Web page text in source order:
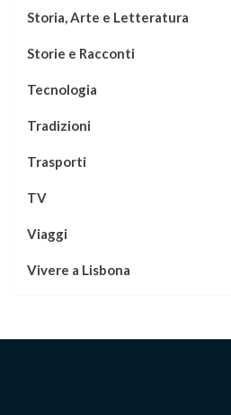
Storia, Arte e Letteratura
Storie e Racconti
Tecnologia
Tradizioni
Trasporti
TV
Viaggi
Vivere a Lisbona